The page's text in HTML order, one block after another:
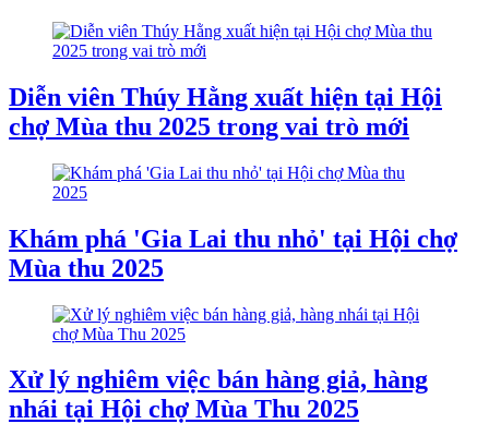
Diễn viên Thúy Hằng xuất hiện tại Hội
chợ Mùa thu 2025 trong vai trò mới
Khám phá 'Gia Lai thu nhỏ' tại Hội chợ
Mùa thu 2025
Xử lý nghiêm việc bán hàng giả, hàng
nhái tại Hội chợ Mùa Thu 2025